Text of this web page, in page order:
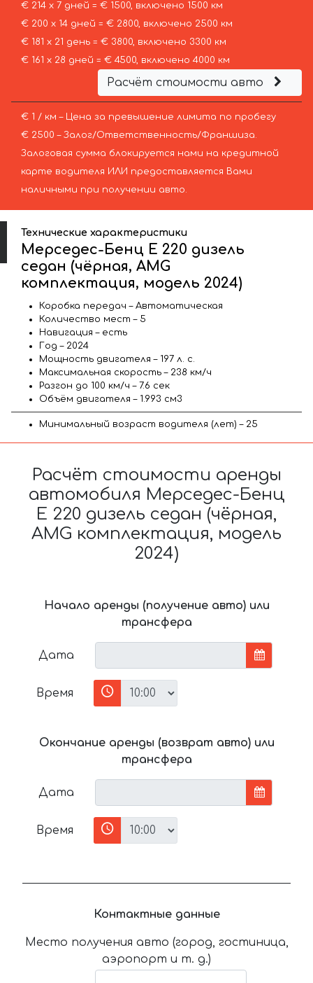
€ 214 х 7 дней = € 1500, включено 1500 км
€ 200 х 14 дней = € 2800, включено 2500 км
€ 181 х 21 день = € 3800, включено 3300 км
€ 161 х 28 дней = € 4500, включено 4000 км
Расчёт стоимости авто
€ 1 / км – Цена за превышение лимита по пробегу
€ 2500 – Залог/Ответственность/Франшиза.
Залоговая сумма блокируется нами на кредитной
карте водителя ИЛИ предоставляется Вами
наличными при получении авто.
Технические характеристики
Мерседес-Бенц E 220 дизель
седан (чёрная, AMG
комплектация, модель 2024)
Коробка передач – Автоматическая
Количество мест – 5
Навигация – есть
Год – 2024
Мощность двигателя – 197 л. с.
Максимальная скорость – 238 км/ч
Разгон до 100 км/ч – 7.6 сек
Объём двигателя – 1.993 см3
Минимальный возраст водителя (лет) – 25
Расчёт стоимости аренды
автомобиля Мерседес-Бенц
E 220 дизель седан (чёрная,
AMG комплектация, модель
2024)
Начало аренды (получение авто) или
трансфера
Дата
Время
Окончание аренды (возврат авто) или
трансфера
Дата
Время
Контактные данные
Место получения авто (город, гостиница,
аэропорт и т. д.)